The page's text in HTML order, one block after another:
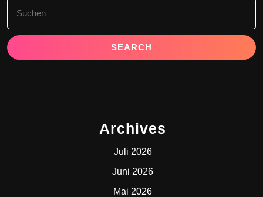
for:
Archives
Juli 2026
Juni 2026
Mai 2026